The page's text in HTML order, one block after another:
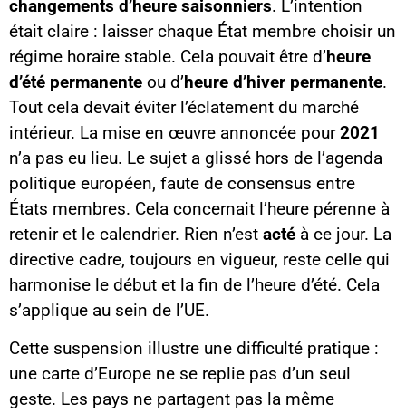
changements d’heure saisonniers. L’intention
était claire : laisser chaque État membre choisir un
régime horaire stable. Cela pouvait être d’heure
d’été permanente ou d’heure d’hiver permanente.
Tout cela devait éviter l’éclatement du marché
intérieur. La mise en œuvre annoncée pour2021
n’a pas eu lieu. Le sujet a glissé hors de l’agenda
politique européen, faute de consensus entre
États membres. Cela concernait l’heure pérenne à
retenir et le calendrier. Rien n’est acté à ce jour. La
directive cadre, toujours en vigueur, reste celle qui
harmonise le début et la fin de l’heure d’été. Cela
s’applique au sein de l’UE.
Cette suspension illustre une difficulté pratique :
une carte d’Europe ne se replie pas d’un seul
geste. Les pays ne partagent pas la même